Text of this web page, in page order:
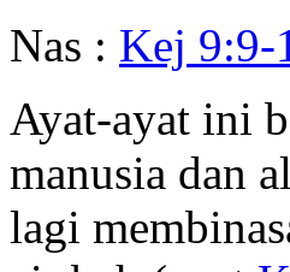
Nas : Kej 9:9-
Ayat-ayat ini
manusia dan
lagi